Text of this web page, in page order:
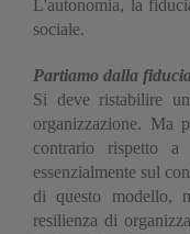
L'autonomia, la
sociale.
Partiamo dalla
Si deve ristabilire
organizzazione. Ma
contrario rispetto a
essenzialmente sul
di questo modello,
resilienza di